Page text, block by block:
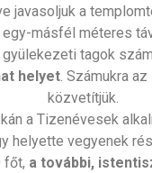
javasoljuk a
másfél méteres
tagok
helyet. Számukra
közvetítjük.
a Tizenévesek
helyette vegyenek
főt, a további,